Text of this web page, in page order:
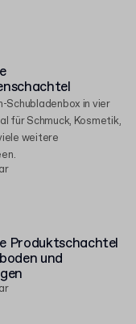
Schubladenbox in vier
für Schmuck, Kosmetik,
weitere
Produktschachtel
und